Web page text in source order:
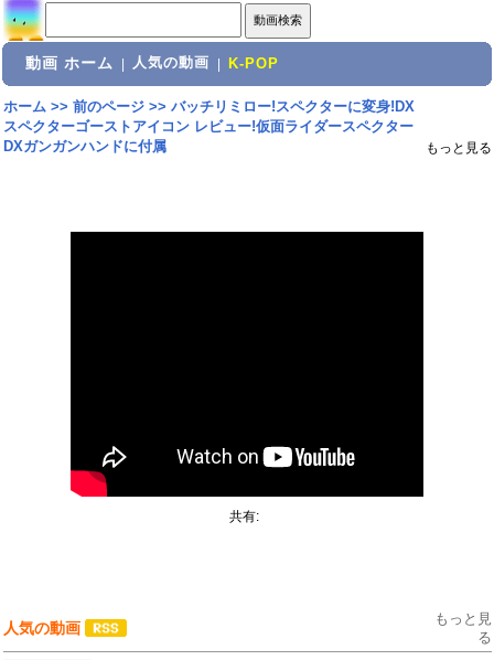
動画 ホーム 人気の動画 K-POP
ホーム>> 前のページ>> バッチリミロー!スペクターに変身!DX
スペクターゴーストアイコン レビュー!仮面ライダースペクター
DXガンガンハンドに付属
もっと見る
共有:
人気の動画
もっと見
る